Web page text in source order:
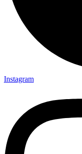
Instagram